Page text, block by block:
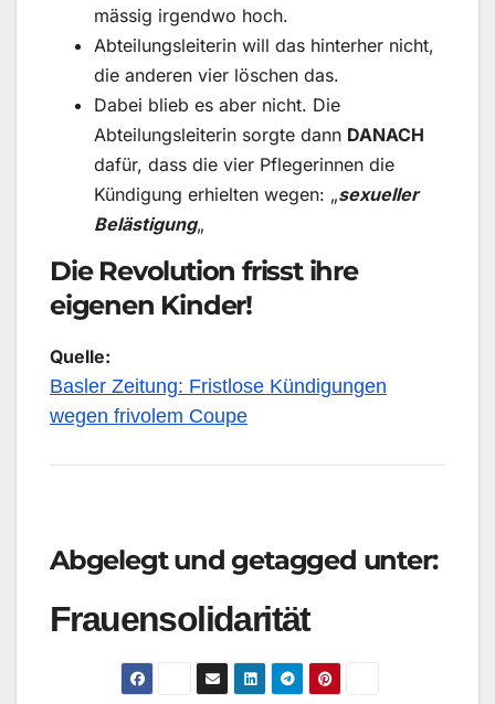
mässig irgendwo hoch.
Abteilungsleiterin will das hinterher nicht,
die anderen vier löschen das.
Dabei blieb es aber nicht. Die
Abteilungsleiterin sorgte dann DANACH
dafür, dass die vier Pflegerinnen die
Kündigung erhielten wegen: „sexueller
Belästigung„
Die Revolution frisst ihre
eigenen Kinder!
Quelle:
Basler Zeitung: Fristlose Kündigungen
wegen frivolem Coupe
Abgelegt und getagged unter:
Frauensolidarität